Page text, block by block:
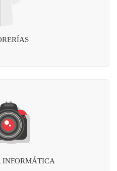
INFORMÁTICA